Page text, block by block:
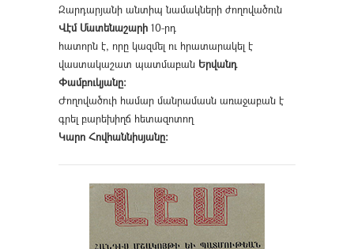
Զարդարյանի անտիպ նամակների ժողովածուն
Վէմ Մատենաշարի 10-րդ
հատորն է, որը կազմել ու հրատարակել է
վաստակաշատ պատմաբան Երվանդ
Փամբուկյանը։
Ժողովածուի համար մանրամասն առաջաբան է
գրել բարեխիղճ հետազոտող
Կարո Հովհաննիսյանը։